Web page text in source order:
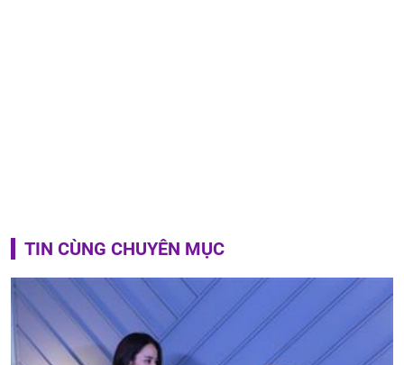
TIN CÙNG CHUYÊN MỤC